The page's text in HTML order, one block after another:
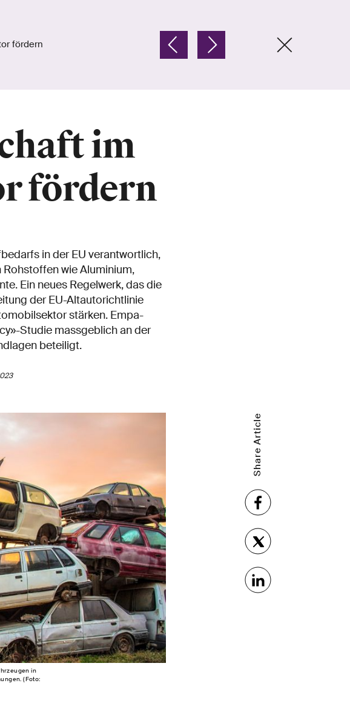
fördern
im
fördern
in der EU verantwortlich,
wie Aluminium,
Ein neues Regelwerk, das die
der EU-Altautorichtlinie
stärken. Empa-
Studie massgeblich an der
beteiligt.
in
(Foto:
Share Article